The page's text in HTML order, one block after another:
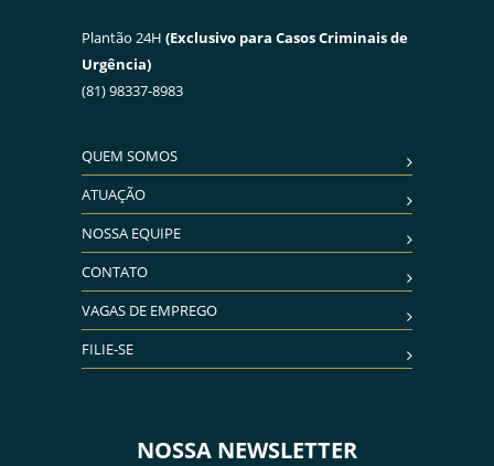
Plantão 24H (Exclusivo para Casos Criminais de
Urgência)
(81) 98337-8983
QUEM SOMOS
ATUAÇÃO
NOSSA EQUIPE
CONTATO
VAGAS DE EMPREGO
FILIE-SE
NOSSA NEWSLETTER